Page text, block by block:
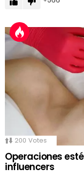
200 Votes
Operaciones
influencers